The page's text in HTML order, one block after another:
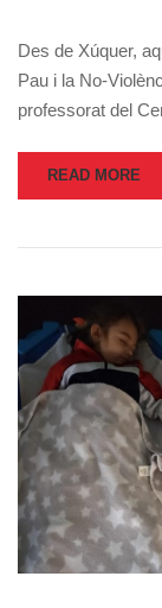
Des de Xúquer,
Pau i la No-
professorat del
READ MORE